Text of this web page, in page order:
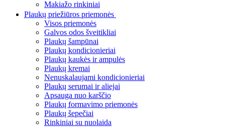
Makiažo rinkiniai
Plaukų priežiūros priemonės
Visos priemonės
Galvos odos šveitikliai
Plaukų šampūnai
Plaukų kondicionieriai
Plaukų kaukės ir ampulės
Plaukų kremai
Nenuskalaujami kondicionieriai
Plaukų serumai ir aliejai
Apsauga nuo karščio
Plaukų formavimo priemonės
Plaukų šepečiai
Rinkiniai su nuolaida